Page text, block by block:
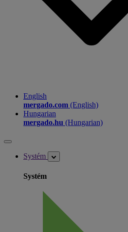
English
mergado.com (English)
Hungarian
mergado.hu (Hungarian)
Systém
Systém